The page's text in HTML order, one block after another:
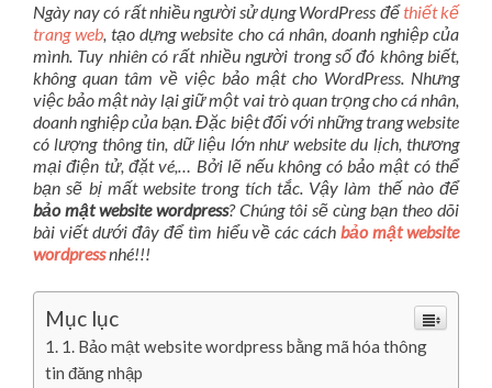
Ngày nay có rất nhiều người sử dụng WordPress đểthiết kế
trang web, tạo dựng website cho cá nhân, doanh nghiệp của
mình. Tuy nhiên có rất nhiều người trong số đó không biết,
không quan tâm về việc bảo mật cho WordPress. Nhưng
việc bảo mật này lại giữ một vai trò quan trọng cho cá nhân,
doanh nghiệp của bạn. Đặc biệt đối với những trang website
có lượng thông tin, dữ liệu lớn như website du lịch, thương
mại điện tử, đặt vé,… Bởi lẽ nếu không có bảo mật có thể
bạn sẽ bị mất website trong tích tắc. Vậy làm thế nào để
bảo mật website wordpress? Chúng tôi sẽ cùng bạn theo dõi
bài viết dưới đây để tìm hiểu về các cáchbảo mật website
wordpressnhé!!!
Mục lục
1. Bảo mật website wordpress bằng mã hóa thông
tin đăng nhập